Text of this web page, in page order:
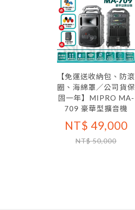
【免運送收納包、防滾
圈、海綿罩／公司貨保
固一年】MIPRO MA-
709 豪華型擴音機
NT$ 49,000
NT$ 50,000